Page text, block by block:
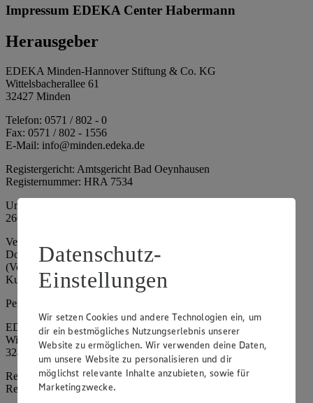
Impressum EDEKA Center Habermann
Herausgeber
EDEKA Minden-Hannover Stiftung & Co. KG
Wittelsbacherallee 61
32427 Minden
Telefon: 0571 / 802 - 0
Fax: 0571 / 802 - 1556
E-Mail: info@minden.edeka.de
Registergericht: Amtsgericht Bad Oeynhausen
Registernummer: HRA 7534
Umsatzsteuer-Identifikationsnummer gem. § 27a UStG: DE
266067317
Vertretungsberechtigte: Mark Rosenkranz (Sprecher), Eileen
Dominique Klingsiek (Vorstandsmitglied), Ulf-U. Plath
(Vorstandsmitglied), Stephan Wohler (Vorstandsmitglied), Marc
Kuhlmann (Aufsichtsratsvorsitzender)
Persönlich haftende Gesellschafterin:
EDEKA Minden-Hannover Holding GmbH
Wittelsbacherallee 61
32427 Minden
Registergericht: Amtsgericht Bad Oeynhausen
Registernummer: HRB 4086
Datenschutz-
Einstellungen
Wir setzen Cookies und andere Technologien ein, um
dir ein bestmögliches Nutzungserlebnis unserer
Website zu ermöglichen. Wir verwenden deine Daten,
um unsere Website zu personalisieren und dir
möglichst relevante Inhalte anzubieten, sowie für
Marketingzwecke.